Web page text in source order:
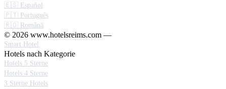
🇪🇸 Español
🇵🇹 Português
🇷🇴 Română
© 2026 www.hotelsreims.com —
Smart Hotel
Hotels nach Kategorie
Hotels 5 Sterne
Hotels 4 Sterne
3 Sterne Hotels